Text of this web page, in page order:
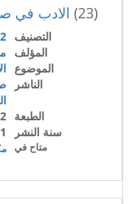
(23) الادب في
التصنيف
المؤلف
الموضوع
الناشر
الطبعة 2
سنة النشر
متاح في